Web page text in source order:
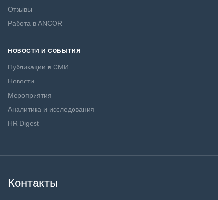
Отзывы
Работа в ANCOR
НОВОСТИ И СОБЫТИЯ
Публикации в СМИ
Новости
Мероприятия
Аналитика и исследования
HR Digest
Контакты